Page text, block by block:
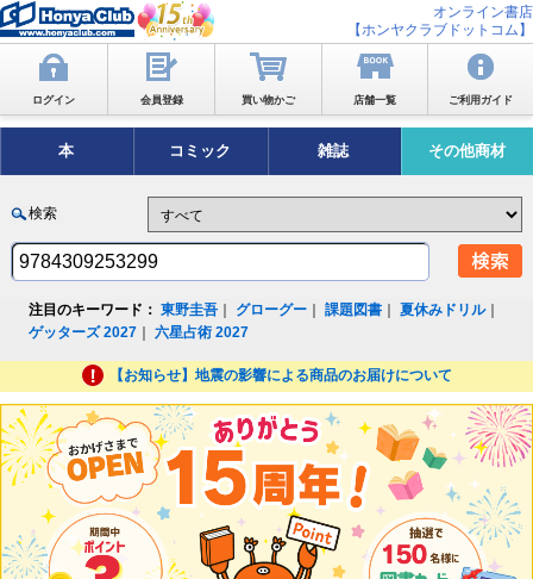
オンライン書店
【ホンヤクラブドットコム】
ログイン 会員登録 買い物かご 店舗一覧 ご利用ガイド
本 コミック 雑誌 その他商材
検索
注目のキーワード： 東野圭吾 グローグー ｜課題図書 ｜夏休みドリル｜
ゲッターズ 2027 ｜六星占術 2027
【お知らせ】地震の影響による商品のお届けについて